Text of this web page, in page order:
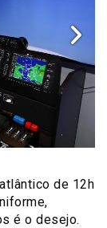
de 12h
é o desejo.